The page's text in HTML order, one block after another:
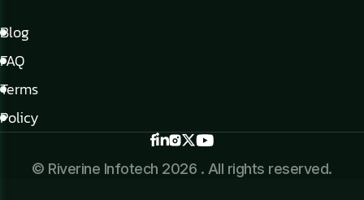
Blog
FAQ
Terms
Policy
© Riverine Infotech 2026 . All rights reserved.